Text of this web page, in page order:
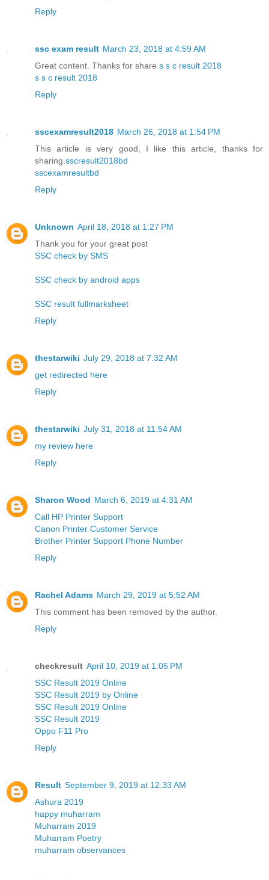
Reply
ssc exam result March 23, 2018 at 4:59 AM
Great content. Thanks for share s s c result 2018
s s c result 2018
Reply
sscexamresult2018 March 26, 2018 at 1:54 PM
This article is very good, I like this article, thanks for
sharing. sscresult2018bd
sscexamresultbd
Reply
Unknown April 18, 2018 at 1:27 PM
Thank you for your great post
SSC check by SMS
SSC check by android apps
SSC result fullmarksheet
Reply
thestarwiki July 29, 2018 at 7:32 AM
get redirected here
Reply
thestarwiki July 31, 2018 at 11:54 AM
my review here
Reply
Sharon Wood March 6, 2019 at 4:31 AM
Call HP Printer Support
Canon Printer Customer Service
Brother Printer Support Phone Number
Reply
Rachel Adams March 29, 2019 at 5:52 AM
This comment has been removed by the author.
Reply
checkresult April 10, 2019 at 1:05 PM
SSC Result 2019 Online
SSC Result 2019 by Online
SSC Result 2019 Online
SSC Result 2019
Oppo F11 Pro
Reply
Result September 9, 2019 at 12:33 AM
Ashura 2019
happy muharram
Muharram 2019
Muharram Poetry
muharram observances